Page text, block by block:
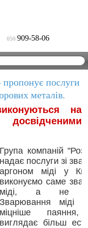
050 909-58-06
пропонує послуги
металів.
на
Група компаній
надає послуги зі
аргоном міді у
виконуємо саме
міді, а не
Зварювання міді
міцніше паяння,
виглядає більш